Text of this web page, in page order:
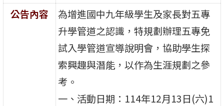
公告內容
為增進國中九年級學生及家長對五專
升學管道之認識，特規劃辦理五專免
試入學管道宣導說明會，協助學生探
索興趣與潛能，以作為生涯規劃之參
考。
一、活動日期：114年12月13日(六)1